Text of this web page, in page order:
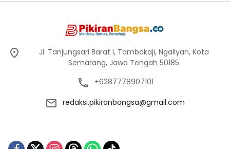
Jl. Tanjungsari Barat I, Tambakaji, Ngaliyan, Kota
Semarang, Jawa Tengah 50185
+6287778907101
redaksi.pikiranbangsa@gmail.com